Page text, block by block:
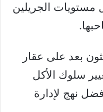
الجريلين
بعد على عقار
سلوك الأكل
نهج لإدارة